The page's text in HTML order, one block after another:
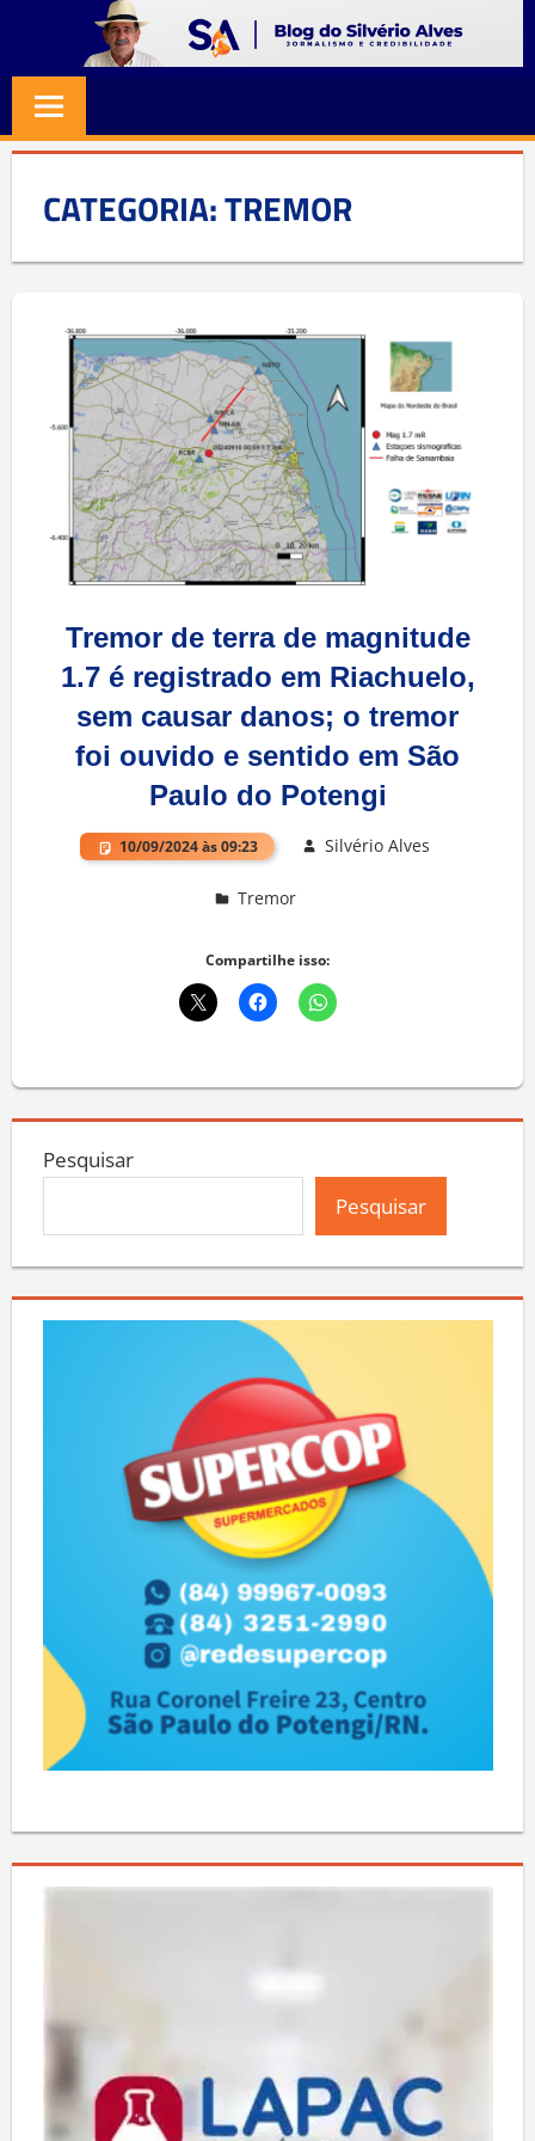
content
SILVERIO
ALVES
Jornalismo
Credibilidade
CATEGORIA:TREMOR
Tremor de terra de magnitude
1.7 é registrado em Riachuelo,
sem causar danos; o tremor
foi ouvido e sentido em São
Paulo do Potengi
10/09/2024 às 09:23 Silvério Alves
Tremor
Compartilhe isso:
Pesquisar
Pesquisar